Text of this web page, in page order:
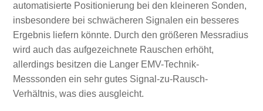
automatisierte Positionierung bei den kleineren Sonden,
insbesondere bei schwächeren Signalen ein besseres
Ergebnis liefern könnte. Durch den größeren Messradius
wird auch das aufgezeichnete Rauschen erhöht,
allerdings besitzen die Langer EMV-Technik-
Messsonden ein sehr gutes Signal-zu-Rausch-
Verhältnis, was dies ausgleicht.